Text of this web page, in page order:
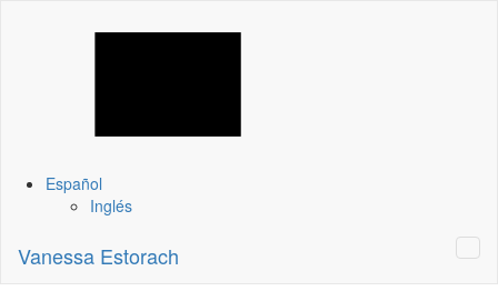
Español
Inglés
Vanessa Estorach